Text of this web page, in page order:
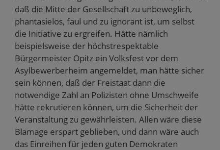
daß die Mitte der Gesellschaft zu unbeweglich,
phantasielos, faul und zu ignorant ist, um selbst
die Initiative zu ergreifen. Hätte nämlich
beispielsweise der höchstrespektable
Bürgermeister Opitz ein Volksfest vor dem
Asylbewerberheim angemeldet, man hätte sicher
sein können, daß der Freistaat dann die
notwendige Zahl an Polizisten ohne Umschweife
hätte rekrutieren können, um die Sicherheit der
Veranstaltung zu gewährleisten. Allen wäre diese
Blamage erspart geblieben, und dann wäre auch
das Einreihen für jeden guten Demokraten